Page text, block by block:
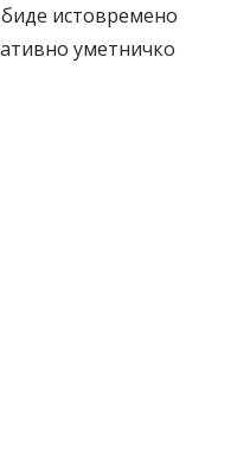
истовремено
уметничко